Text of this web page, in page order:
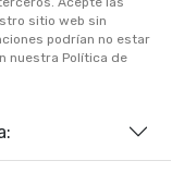
sitio web sin
podrían no estar
nuestra Política de